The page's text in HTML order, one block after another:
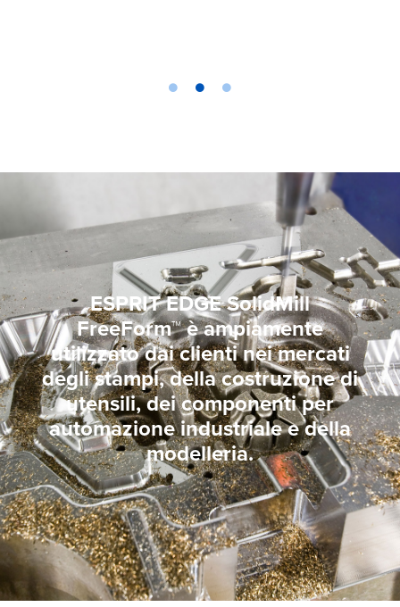
ESPRIT EDGE SolidMill
FreeForm™ è ampiamente
utilizzato dai clienti nei mercati
degli stampi, della costruzione di
utensili, dei componenti per
automazione industriale e della
modelleria.